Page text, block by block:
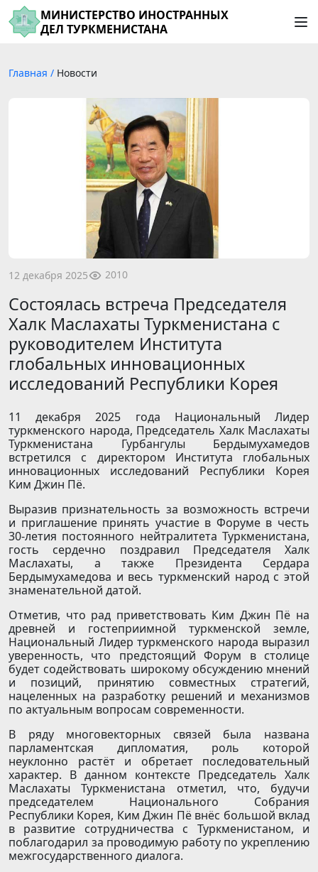
МИНИСТЕРСТВО ИНОСТРАННЫХ
ДЕЛ ТУРКМЕНИСТАНА
Главная / Новости
12 декабря 2025 2010
Состоялась встреча Председателя
Халк Маслахаты Туркменистана с
руководителем Института
глобальных инновационных
исследований Республики Корея
11 декабря 2025 года Национальный Лидер
туркменского народа, Председатель Халк Маслахаты
Туркменистана Гурбангулы Бердымухамедов
встретился с директором Института глобальных
инновационных исследований Республики Корея
Ким Джин Пё.
Выразив признательность за возможность встречи
и приглашение принять участие в Форуме в честь
30-летия постоянного нейтралитета Туркменистана,
гость сердечно поздравил Председателя Халк
Маслахаты, а также Президента Сердара
Бердымухамедова и весь туркменский народ с этой
знаменательной датой.
Отметив, что рад приветствовать Ким Джин Пё на
древней и гостеприимной туркменской земле,
Национальный Лидер туркменского народа выразил
уверенность, что предстоящий Форум в столице
будет содействовать широкому обсуждению мнений
и позиций, принятию совместных стратегий,
нацеленных на разработку решений и механизмов
по актуальным вопросам современности.
В ряду многовекторных связей была названа
парламентская дипломатия, роль которой
неуклонно растёт и обретает последовательный
характер. В данном контексте Председатель Халк
Маслахаты Туркменистана отметил, что, будучи
председателем Национального Собрания
Республики Корея, Ким Джин Пё внёс большой вклад
в развитие сотрудничества с Туркменистаном, и
поблагодарил за проводимую работу по укреплению
межгосударственного диалога.